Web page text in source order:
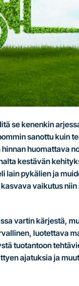
se kenenkin
sanottu kuin
huomattava
kestävän
lain pykälien ja
vaikutus
vartin kärjestä,
luotettava
tuotantoon
ajatuksia ja